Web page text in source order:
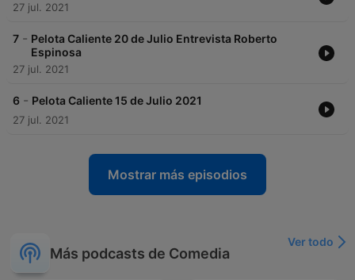
27 jul. 2021
7 - Pelota Caliente 20 de Julio Entrevista Roberto
Espinosa
27 jul. 2021
6 - Pelota Caliente 15 de Julio 2021
27 jul. 2021
Mostrar más episodios
Más podcasts de Comedia
Ver todo